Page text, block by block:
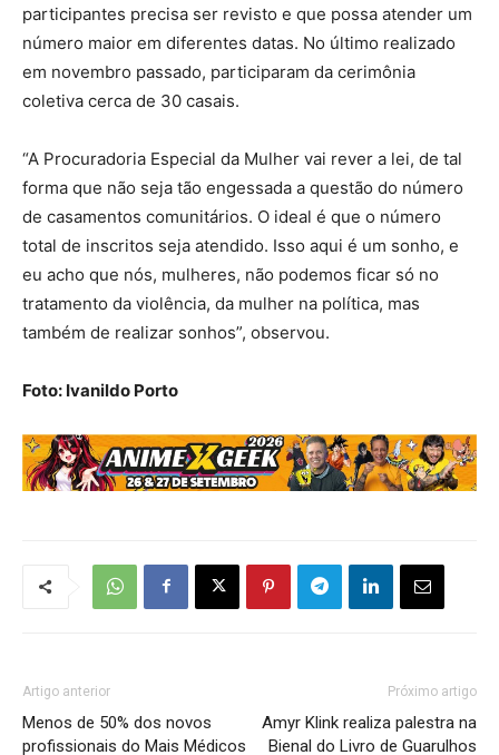
participantes precisa ser revisto e que possa atender um
número maior em diferentes datas. No último realizado
em novembro passado, participaram da cerimônia
coletiva cerca de 30 casais.
“A Procuradoria Especial da Mulher vai rever a lei, de tal
forma que não seja tão engessada a questão do número
de casamentos comunitários. O ideal é que o número
total de inscritos seja atendido. Isso aqui é um sonho, e
eu acho que nós, mulheres, não podemos ficar só no
tratamento da violência, da mulher na política, mas
também de realizar sonhos”, observou.
Foto: Ivanildo Porto
Artigo anterior
Menos de 50% dos novos
profissionais do Mais Médicos
Próximo artigo
Amyr Klink realiza palestra na
Bienal do Livro de Guarulhos